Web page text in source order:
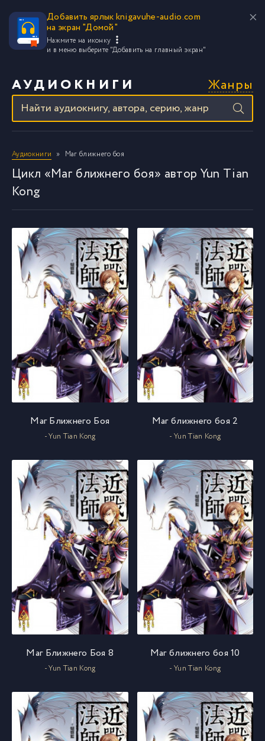
Добавить ярлык knigavuhe-audio.com
на экран "Домой"
Нажмите на иконку
и в меню выберите "Добавить на главный экран"
АУДИОКНИГИ Жанры
Аудиокниги Маг ближнего боя
Цикл «Маг ближнего боя» автор Yun Tian
Kong
Маг Ближнего Боя
- Yun Tian Kong
Маг ближнего боя 2
- Yun Tian Kong
Маг Ближнего Боя 8
- Yun Tian Kong
Маг ближнего боя 10
- Yun Tian Kong